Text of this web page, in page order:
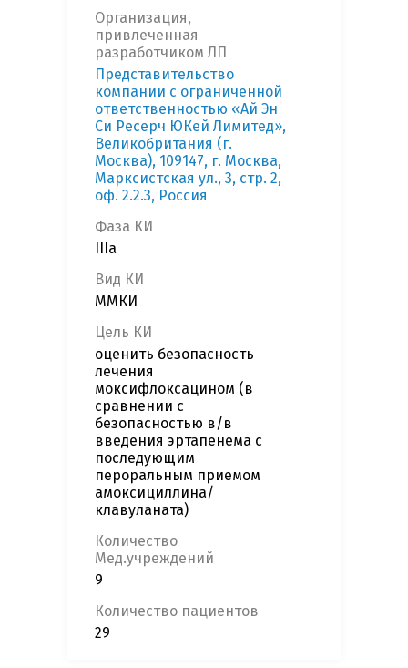
Организация,
привлеченная
разработчиком ЛП
Представительство
компании с ограниченной
ответственностью «Ай Эн
Си Ресерч ЮКей Лимитед»,
Великобритания (г.
Москва), 109147, г. Москва,
Марксистская ул., 3, стр. 2,
оф. 2.2.3, Россия
Фаза КИ
IIIa
Вид КИ
ММКИ
Цель КИ
оценить безопасность
лечения
моксифлоксацином (в
сравнении с
безопасностью в/в
введения эртапенема с
последующим
пероральным приемом
амоксициллина/
клавуланата)
Количество
Мед.учреждений
9
Количество пациентов
29